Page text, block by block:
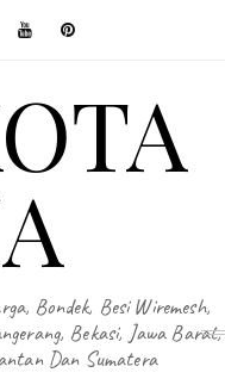
Bondek, Besi Wiremesh,
Bekasi, Jawa Barat,
Dan Sumatera